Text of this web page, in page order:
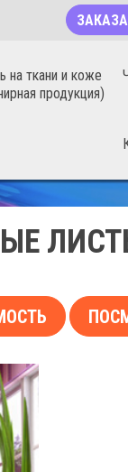
на ткани и коже
продукция)